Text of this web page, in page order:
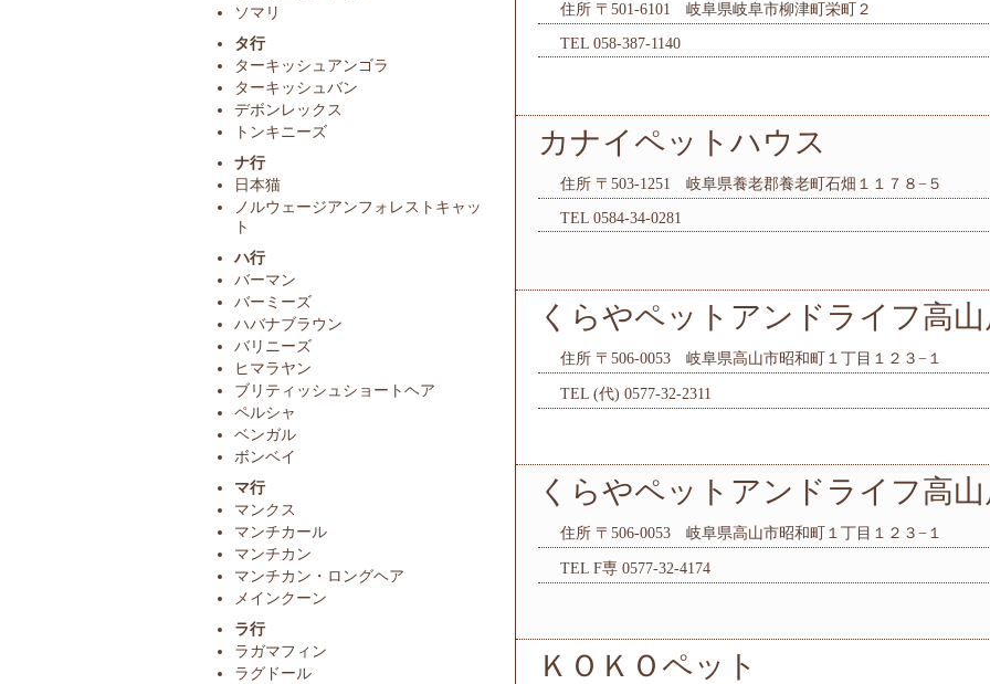
ソマリ
タ行
ターキッシュアンゴラ
ターキッシュバン
デボンレックス
トンキニーズ
ナ行
日本猫
ノルウェージアンフォレストキャッ
ト
ハ行
バーマン
バーミーズ
ハバナブラウン
バリニーズ
ヒマラヤン
ブリティッシュショートヘア
ペルシャ
ベンガル
ボンベイ
マ行
マンクス
マンチカール
マンチカン
マンチカン・ロングヘア
メインクーン
ラ行
ラガマフィン
ラグドール
住所 〒501-6101 岐阜県岐阜市柳津町栄町２
TEL 058-387-1140
カナイペットハウス
住所 〒503-1251 岐阜県養老郡養老町石畑１１７８−５
TEL 0584-34-0281
くらやペットアンドライフ高
住所 〒506-0053 岐阜県高山市昭和町１丁目１２３−１
TEL (代) 0577-32-2311
くらやペットアンドライフ高
住所 〒506-0053 岐阜県高山市昭和町１丁目１２３−１
TEL F専 0577-32-4174
ＫＯＫＯペット